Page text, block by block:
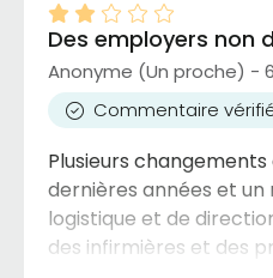
Des employers non
Anonyme (Un proche) - 6
Commentaire
Plusieurs
dernières années et
logistique et de
des infirmières et des